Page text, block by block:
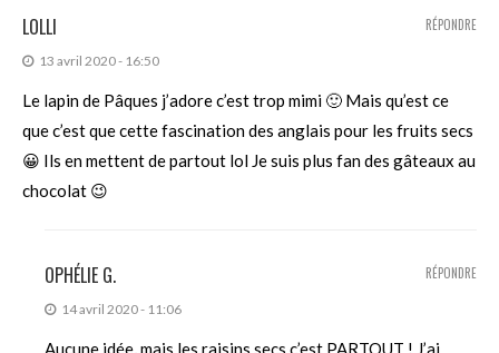
LOLLI
13 avril 2020 - 16:50
Le lapin de Pâques j’adore c’est trop mimi 🙂 Mais qu’est ce
que c’est que cette fascination des anglais pour les fruits secs
😀 Ils en mettent de partout lol Je suis plus fan des gâteaux au
chocolat 😉
RÉPONDRE
OPHÉLIE G.
14 avril 2020 - 11:06
Aucune idée, mais les raisins secs c’est PARTOUT ! J’ai
RÉPONDRE